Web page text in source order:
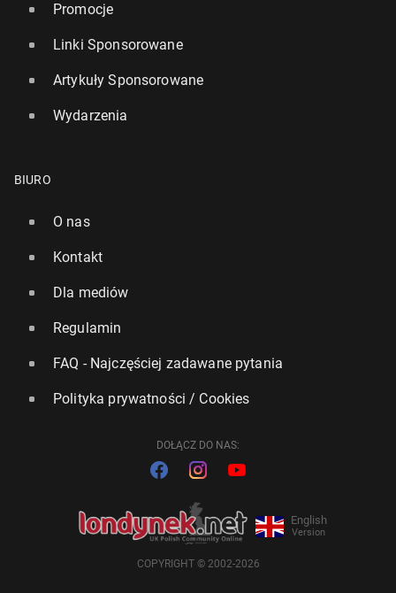
Promocje
Linki Sponsorowane
Artykuły Sponsorowane
Wydarzenia
BIURO
O nas
Kontakt
Dla mediów
Regulamin
FAQ - Najczęściej zadawane pytania
Polityka prywatności / Cookies
DOŁĄCZ DO NAS:
English
Version
COPYRIGHT © 2002-2026